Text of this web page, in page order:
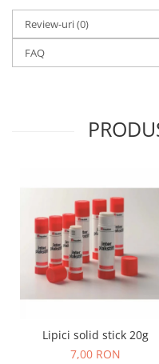
Educatie inovativa
Anatomie
Comunicare
Lumini si culori
Magnetism
Matematica
Pregătire pentru școală
Pregătirea scrierii de mână
Secventialitate
Review-uri(0)
FAQ
Lipici solid stick 20g
7,00 RON